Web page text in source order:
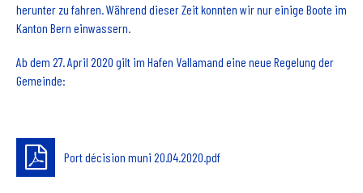
herunter zu fahren. Während dieser Zeit konnten wir nur einige Boote im
Kanton Bern einwassern.
Ab dem 27. April 2020 gilt im Hafen Vallamand eine neue Regelung der
Gemeinde:
Port décision muni 20.04.2020.pdf